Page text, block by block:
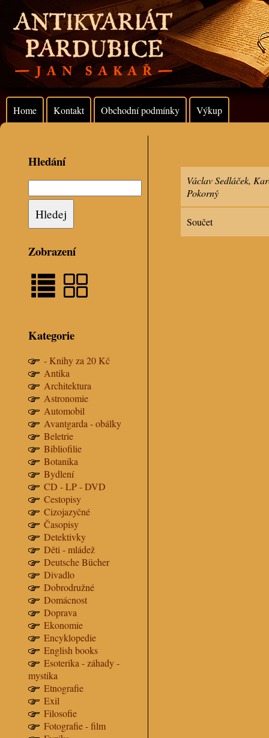
Home Kontakt Obchodní podmínky Výkup
Hledání
Zobrazení
Kategorie
- Knihy za 20 Kč
Antika
Architektura
Astronomie
Automobil
Avantgarda - obálky
Beletrie
Bibliofilie
Botanika
Bydlení
CD - LP - DVD
Cestopisy
Cizojazyčné
Časopisy
Detektivky
Děti - mládež
Deutsche Bücher
Divadlo
Dobrodružné
Domácnost
Doprava
Ekonomie
Encyklopedie
English books
Esoterika - záhady -
mystika
Etnografie
Exil
Filosofie
Fotografie - film
Václav Sedláček,
Pokorný
Součet